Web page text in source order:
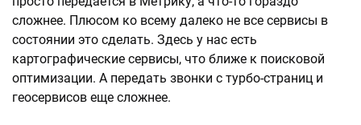
сложнее. Плюсом ко всему далеко не все сервисы в
состоянии это сделать. Здесь у нас есть
картографические сервисы, что ближе к поисковой
оптимизации. А передать звонки с турбо-страниц и
геосервисов еще сложнее.